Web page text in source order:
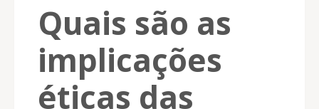
Quais são as
implicações
éticas das